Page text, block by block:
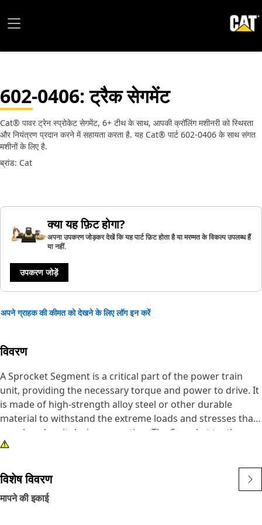
602-0406: ट्रैक सेगमेंट
Cat® पावर ट्रेन स्प्रोकेट सेगमेंट, 6+ टीथ के साथ, आपकी क्रॉलिंग मशीनरी को स्थिरता
और नियंत्रण प्रदान करने में सहायता करता है. यह Cat® पार्ट 602-0406 के साथ संगत
मशीनों के लिए है.
ब्रांड: Cat
क्या यह फ़िट होगा?
अपना उपकरण जोड़कर देखें कि यह पार्ट फ़िट होता है या मरम्मत के विकल्प उपलब्ध हैं
या नहीं.
उपकरण जोड़ें
अपने ग्राहक की कीमत को देखने के लिए लॉग इन करें
विवरण
A Sprocket Segment is a critical part of the power train
unit, providing the necessary torque and power to drive. It
is made of high-strength alloy steel or other durable
material to withstand the extreme loads and stresses that
are placed on it during operation. The Sprocket teeth on
the power train Sprocket Segment engage with the track
pulling power.
Attributes:
विशेष विवरण
मापने की इकाई